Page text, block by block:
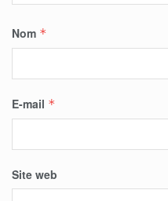
Nom *
E-mail *
Site web